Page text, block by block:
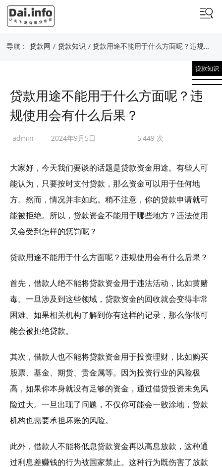
导航： 贷款网 / 贷款知识 / 贷款用途不能用于什么方面呢？违规使用会有什么后果？
贷款知识
贷款用途不能用于什么方面呢？违
规使用会有什么后果？
admin 2024年9月5日 5,449 次
大家好，今天我们要谈的话题是贷款资金用途。有些人可
能认为，只要按时支付贷款，那么资金可以用于任何地
方。然而，情况并非如此。稍不注意，你的贷款申请就可
能被拒绝。所以，贷款资金不能用于哪些地方？违法使用
又会受到怎样的惩罚呢？
贷款用途不能用于什么方面呢？违规使用会有什么后果？
首先，借款人绝不能将贷款资金用于违法活动，比如黄赌
毒。一旦涉及到这些领域，贷款资金的回收就会变得非常
困难。如果相关机构了解到你有这样的记录，那么你很可
能会被拒绝贷款。
其次，借款人也不能将贷款资金用于投资理财，比如购买
股票、基金、期货、贵金属等。因为投资行业的风险极
高，如果你本身就没有足够的资金，通过借贷投资未免风
险过大。一旦出现了问题，不仅你可能会一败涂地，贷款
机构也需要承担坏账的风险。
此外，借款人不能将低息贷款资金再以高息放款，这种通
过利息差赚钱的行为被国家禁止。这种行为既伤害了放款